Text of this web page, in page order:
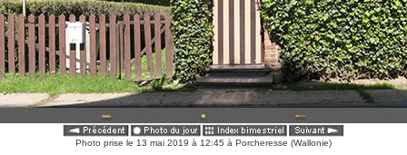
Photo prise le 13 mai 2019 à 12:45 à Porcheresse (Wallonie)